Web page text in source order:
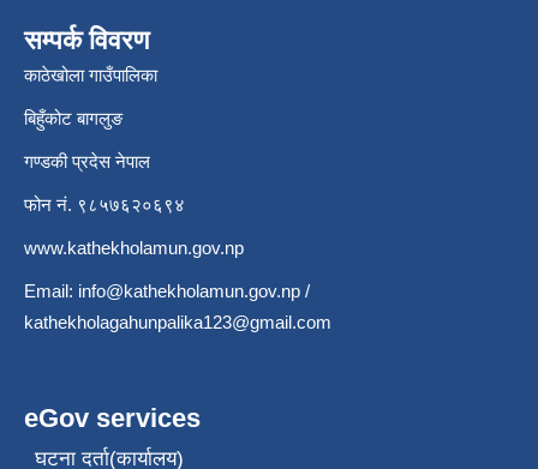
सम्पर्क विवरण
काठेखोला गाउँपालिका
बिहुँकोट बागलुङ
गण्डकी प्रदेस नेपाल
फोन नं. ९८५७६२०६९४
www.kathekholamun.gov.np
Email: info@kathekholamun.gov.np /
kathekholagahunpalika123@gmail.com
eGov services
घटना दर्ता(कार्यालय)